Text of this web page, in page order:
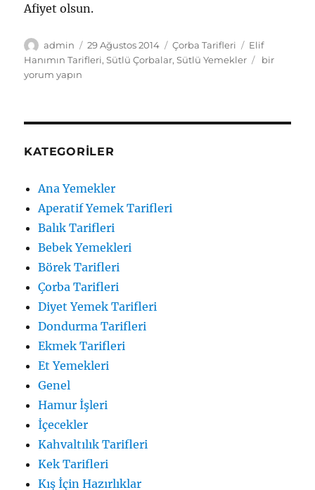
Afiyet olsun.
Yazar
admin
Yayın
tarihi
29 Ağustos 2014 Kategoriler
Çorba Tarifleri Etiketler
Elif
Hanımın Tarifleri,Sütlü Çorbalar,Sütlü Yemekler
Sütlü
bir
yorum yapın
KATEGORILER
Ana Yemekler
Aperatif Yemek Tarifleri
Balık Tarifleri
Bebek Yemekleri
Börek Tarifleri
Çorba Tarifleri
Diyet Yemek Tarifleri
Dondurma Tarifleri
Ekmek Tarifleri
Et Yemekleri
Genel
Hamur İşleri
İçecekler
Kahvaltılık Tarifleri
Kek Tarifleri
Kış İçin Hazırlıklar